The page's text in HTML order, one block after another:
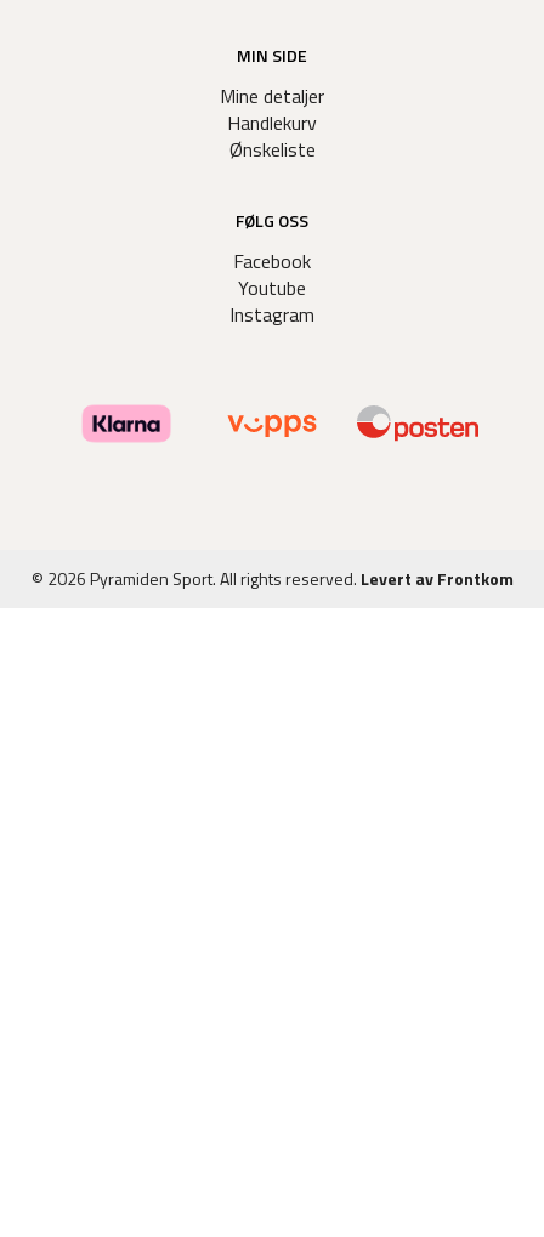
MIN SIDE
Mine detaljer
Handlekurv
Ønskeliste
FØLG OSS
Facebook
Youtube
Instagram
© 2026 Pyramiden Sport. All rights reserved. Levert av Frontkom